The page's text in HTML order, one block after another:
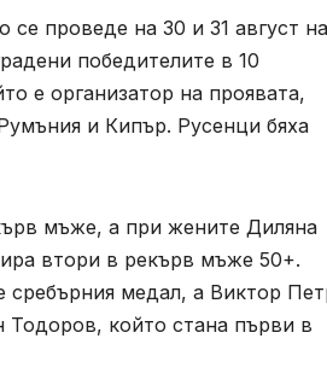
проведе на 30 и 31 август на
победителите в 10
е организатор на проявата,
и Кипър. Русенци бяха
мъже, а при жените Диляна
втори в рекърв мъже 50+.
медал, а Виктор
Тодоров, който стана първи в